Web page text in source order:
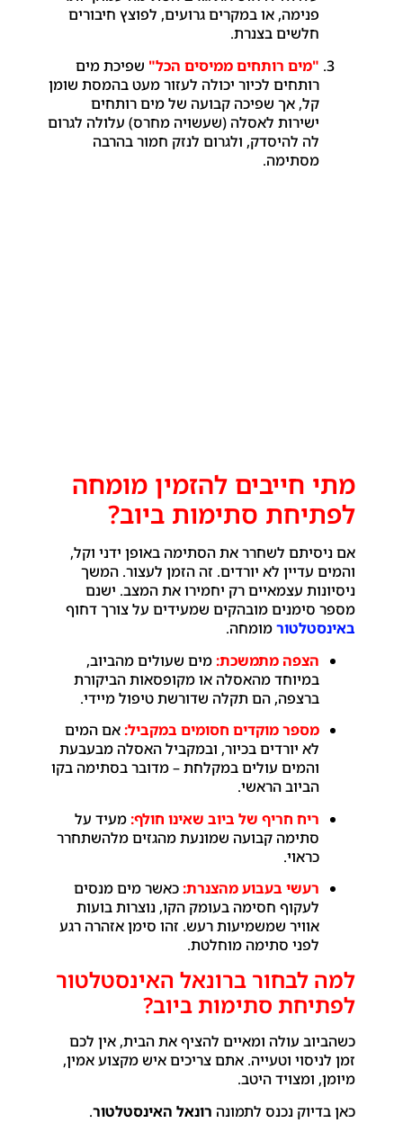
פנימה, או במקרים גרועים, לפוצץ חיבורים
חלשים בצנרת.
"מים רותחים ממיסים הכל" שפיכת מים
רותחים לכיור יכולה לעזור מעט בהמסת שומן
קל, אך שפיכה קבועה של מים רותחים
ישירות לאסלה (שעשויה מחרס) עלולה לגרום
לה להיסדק, ולגרום לנזק חמור בהרבה
מסתימה.
מתי חייבים להזמין מומחה
לפתיחת סתימות ביוב?
אם ניסיתם לשחרר את הסתימה באופן ידני וקל,
והמים עדיין לא יורדים. זה הזמן לעצור. המשך
ניסיונות עצמאיים רק יחמירו את המצב. ישנם
מספר סימנים מובהקים שמעידים על צורך דחוף
באינסטלטורמומחה.
הצפה מתמשכת:מים שעולים מהביוב,
במיוחד מהאסלה או מקופסאות הביקורת
ברצפה, הם תקלה שדורשת טיפול מיידי.
מספר מוקדים חסומים במקביל:אם המים
לא יורדים בכיור, ובמקביל האסלה מבעבעת
והמים עולים במקלחת – מדובר בסתימה בקו
הביוב הראשי.
ריח חריף של ביוב שאינו חולף:מעיד על
סתימה קבועה שמונעת מהגזים מלהשתחרר
כראוי.
רעשי בעבוע מהצנרת:כאשר מים מנסים
לעקוף חסימה בעומק הקו, נוצרות בועות
אוויר שמשמיעות רעש. זהו סימן אזהרה רגע
לפני סתימה מוחלטת.
למה לבחור ברונאל האינסטלטור
לפתיחת סתימות ביוב?
כשהביוב עולה ומאיים להציף את הבית, אין לכם
זמן לניסוי וטעייה. אתם צריכים איש מקצוע אמין,
מיומן, ומצויד היטב.
כאן בדיוק נכנס לתמונה רונאל האינסטלטור.